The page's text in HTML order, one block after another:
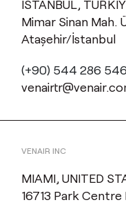
ISTANBUL,
Mimar Sinan Mah.
Ataşehir/İstanbul
(+90) 544 286
VENAIR INC
MIAMI, UNITED
16713 Park Centre